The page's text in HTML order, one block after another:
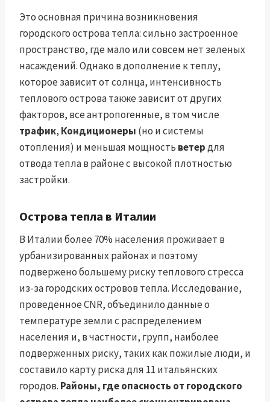
Это основная причина возникновения
городского острова тепла: сильно застроенное
пространство, где мало или совсем нет зеленых
насаждений. Однако в дополнение к теплу,
которое зависит от солнца, интенсивность
теплового острова также зависит от других
факторов, все антропогенные, в том числе
трафик, Кондиционеры (но и системы
отопления) и меньшая мощность ветердля
отвода тепла в районе с высокой плотностью
застройки.
Острова тепла в Италии
В Италии более 70% населения проживает в
урбанизированных районах и поэтому
подвержено большему риску теплового стресса
из-за городских островов тепла. Исследование,
проведенное CNR, объединило данные о
температуре земли с распределением
населения и, в частности, групп, наиболее
подверженных риску, таких как пожилые люди, и
составило карту риска для 11 итальянских
городов. Районы, где опасность от городского